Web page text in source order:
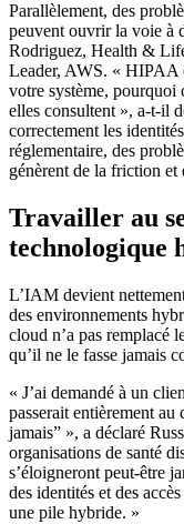
Parallèlement, des
peuvent ouvrir la voie à
Rodriguez, Health &
Leader, AWS. « HIPAA
votre système, pourquoi
elles consultent », a-t-il
correctement les
réglementaire, des
génèrent de la friction et
Travailler au
technologique
L’IAM devient
des environnements
cloud n’a pas remplacé
qu’il ne le fasse jamais
« J’ai demandé à un
passerait entièrement au
jamais” », a déclaré
organisations de santé
s’éloigneront peut-être
des identités et des
une pile hybride. »